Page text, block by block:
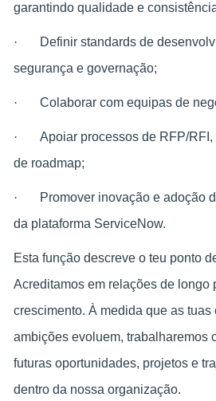
garantindo qualidade e
·
Definir standards de
segurança e governação;
· Colaborar com equipas de
·
Apoiar processos de RFP/
de roadmap;
·
Promover inovação e adoção
da plataforma ServiceNow.
Esta função descreve o teu ponto
Acreditamos em relações de longo
crescimento. À medida que as tuas
ambições evoluem, trabalharemos
futuras oportunidades, projetos e
dentro da nossa organização.